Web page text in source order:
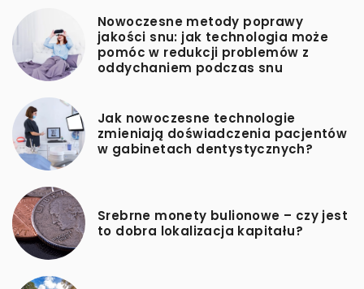
Nowoczesne metody poprawy
jakości snu: jak technologia może
pomóc w redukcji problemów z
oddychaniem podczas snu
Jak nowoczesne technologie
zmieniają doświadczenia pacjentów
w gabinetach dentystycznych?
Srebrne monety bulionowe – czy jest
to dobra lokalizacja kapitału?